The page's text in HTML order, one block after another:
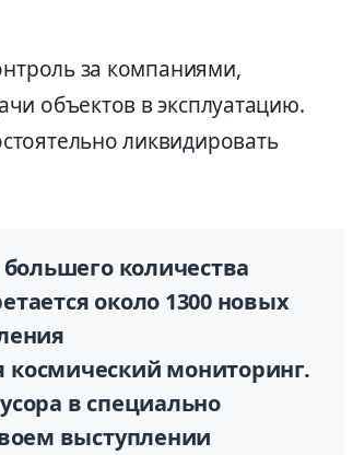
за компаниями,
объектов в эксплуатацию.
ликвидировать
количества
около 1300 новых
космический мониторинг.
в специально
выступлении